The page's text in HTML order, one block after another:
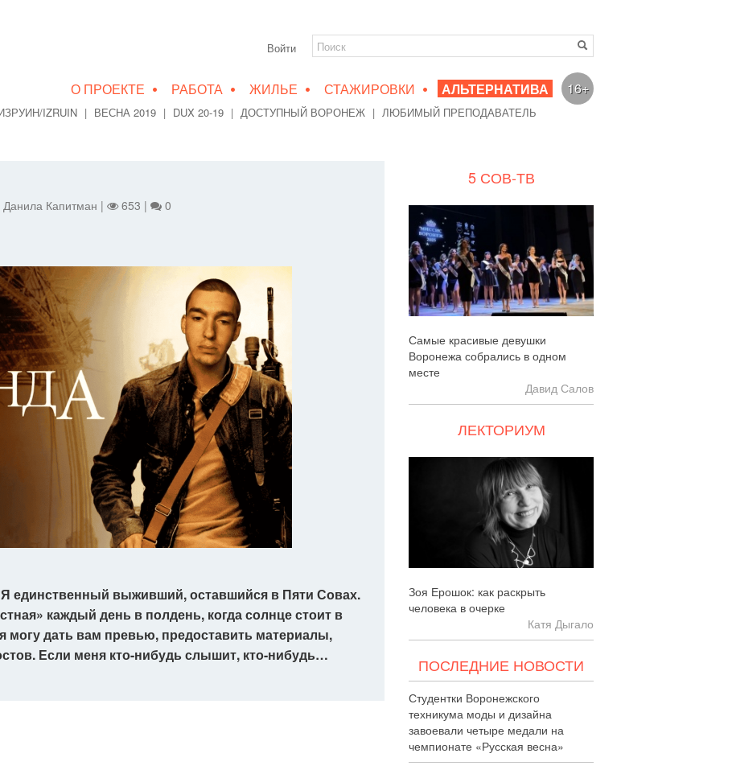
Войти
О ПРОЕКТЕ • РАБОТА • ЖИЛЬЕ • СТАЖИРОВКИ • АЛЬТЕРНАТИВА
IZRUIN | ВЕСНА 2019 | DUX 20-19 | ДОСТУПНЫЙ ВОРОНЕЖ | ЛЮБИМЫЙ ПРЕПОДАВАТЕЛЬ
16+
Данила Капитман | 653 | 0
единственный выживший, оставшийся в Пяти Совах.
каждый день в полдень, когда солнце стоит в
могу дать вам превью, предоставить материалы,
Если меня кто-нибудь слышит, кто-нибудь…
5 СОВ-ТВ
Самые красивые девушки
Воронежа собрались в одном
месте
Давид Салов
ЛЕКТОРИУМ
Зоя Ерошок: как раскрыть
человека в очерке
Катя Дыгало
ПОСЛЕДНИЕ НОВОСТИ
Студентки Воронежского
техникума моды и дизайна
завоевали четыре медали на
чемпионате «Русская весна»